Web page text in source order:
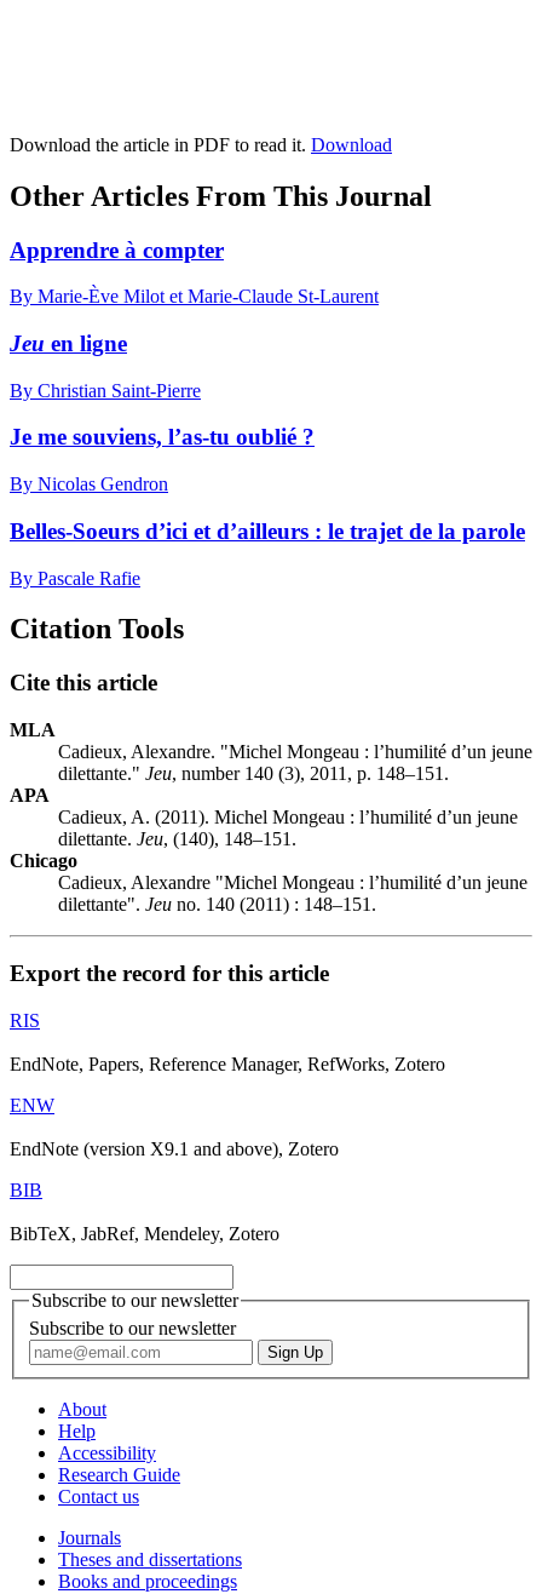
Download the article in PDF to read it. Download
Other Articles From This Journal
Apprendre à compter
By Marie-Ève Milot et Marie-Claude St-Laurent
Jeu en ligne
By Christian Saint-Pierre
Je me souviens, l’as-tu oublié ?
By Nicolas Gendron
Belles-Soeurs d’ici et d’ailleurs : le trajet de la parole
By Pascale Rafie
Citation Tools
Cite this article
MLA
Cadieux, Alexandre. "Michel Mongeau : l’humilité d’un jeune
dilettante." Jeu, number 140 (3), 2011, p. 148–151.
APA
Cadieux, A. (2011). Michel Mongeau : l’humilité d’un jeune
dilettante. Jeu, (140), 148–151.
Chicago
Cadieux, Alexandre "Michel Mongeau : l’humilité d’un jeune
dilettante". Jeu no. 140 (2011) : 148–151.
Export the record for this article
RIS
EndNote, Papers, Reference Manager, RefWorks, Zotero
ENW
EndNote (version X9.1 and above), Zotero
BIB
BibTeX, JabRef, Mendeley, Zotero
Subscribe to our newsletter
Subscribe to our newsletter
About
Help
Accessibility
Research Guide
Contact us
Journals
Theses and dissertations
Books and proceedings